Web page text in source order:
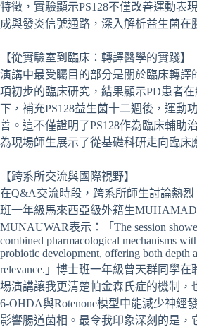
特徵，實驗顯示PS128不僅改善運動表
成與發炎信號通路，深入解析益生菌在
【從實驗室到臨床：轉譯醫學的實踐】
演講中最受矚目的部分是關於臨床轉譯
項初步的臨床研究，結果顯示PD患者
下，補充PS128益生菌十二週後，運動
善。這不僅證明了PS128作為臨床輔助
為現場師生展示了從基礎科研走向臨床
【跨系所交流與國際視野】
在Q&A交流時段，跨系所師生討論熱
班一年級馬來西亞級外籍生
MUNAUWAR表示：「The session
combined pharmacological mechanisms
probiotic development, offering both depth
relevance.」博士班一年級曾天群同學
場演講讓我更清楚帕金森氏症的機制，
6-OHDA與Rotenone模型中能減少神經
影響腸道菌相。最令我印象深刻的是，